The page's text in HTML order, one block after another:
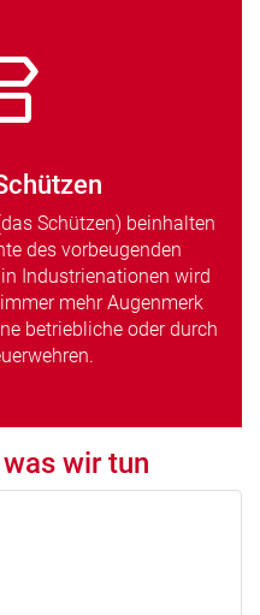
Schützen) beinhalten
des vorbeugenden
Industrienationen wird
mehr Augenmerk
betriebliche oder durch
wir tun